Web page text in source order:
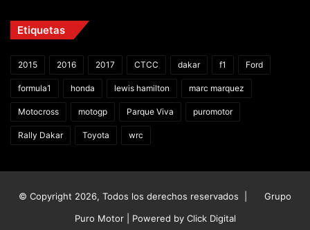
Etiquetas
2015 2016 2017 CTCC dakar f1 Ford
formula1 honda lewis hamilton marc marquez
Motocross motogp Parque Viva puromotor
Rally Dakar Toyota wrc
© Copyright 2026, Todos los derechos reservados |
Grupo
Puro Motor | Powered by Click Digital